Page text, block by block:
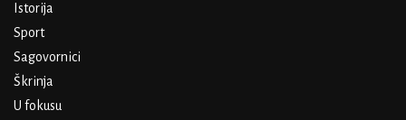
Istorija
Sport
Sagovornici
Škrinja
U fokusu